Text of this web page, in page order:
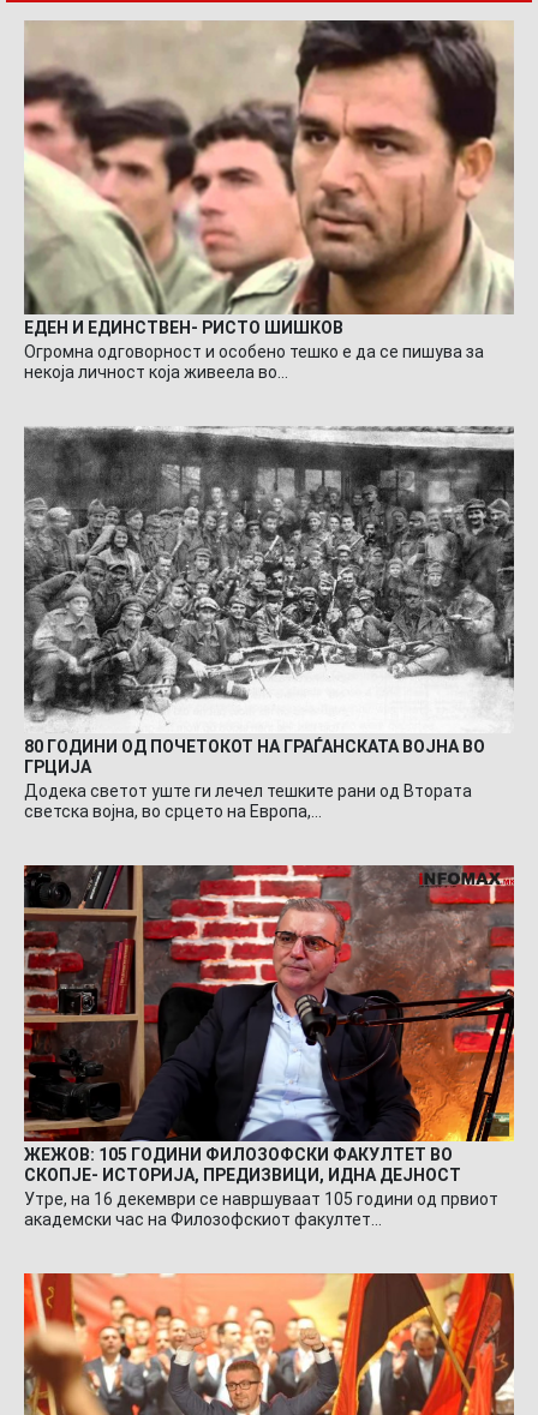
ЕДЕН И ЕДИНСТВЕН- РИСТО ШИШКОВ
Огромна одговорност и особено тешко е да се пишува за
некоја личност која живеела во…
80 ГОДИНИ ОД ПОЧЕТОКОТ НА ГРАЃАНСКАТА ВОЈНА ВО
ГРЦИЈА
Додека светот уште ги лечел тешките рани од Втората
светска војна, во срцето на Европа,…
ЖЕЖОВ: 105 ГОДИНИ ФИЛОЗОФСКИ ФАКУЛТЕТ ВО
СКОПЈЕ- ИСТОРИЈА, ПРЕДИЗВИЦИ, ИДНА ДЕЈНОСТ
Утре, на 16 декември се навршуваат 105 години од првиот
академски час на Филозофскиот факултет…